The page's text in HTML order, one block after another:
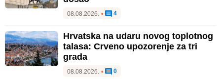
08.08.2026. • 4
Hrvatska na udaru novog toplotnog
talasa: Crveno upozorenje za tri
grada
08.08.2026. • 0